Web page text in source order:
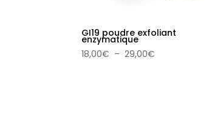
GI19 poudre exfoliant
enzymatique
18,00€ – 29,00€